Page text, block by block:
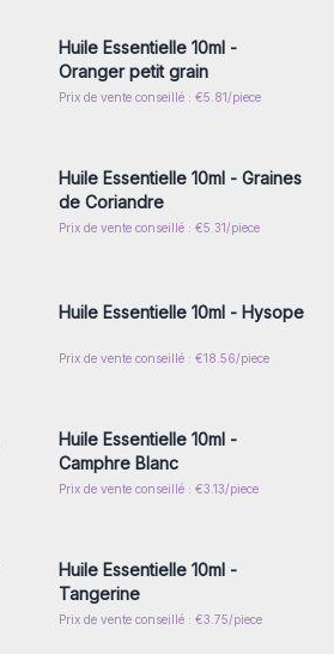
Huile Essentielle 10ml -
Oranger petit grain
Prix de vente conseillé : €5.81/piece
Connectez-vous ou inscrivez-
Huile Essentielle 10ml - Graines
de Coriandre
Prix de vente conseillé : €5.31/piece
Connectez-vous ou inscrivez-
Huile Essentielle 10ml - Hysope
Prix de vente conseillé : €18.56/piece
Connectez-vous ou inscrivez-
Huile Essentielle 10ml -
Camphre Blanc
Prix de vente conseillé : €3.13/piece
Connectez-vous ou inscrivez-
Huile Essentielle 10ml -
Tangerine
Prix de vente conseillé : €3.75/piece
Connectez-vous ou inscrivez-